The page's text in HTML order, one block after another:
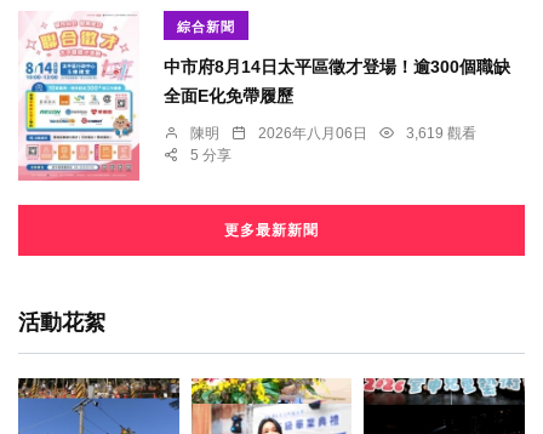
綜合新聞
中市府8月14日太平區徵才登場！逾300個職缺
全面E化免帶履歷
陳明 2026年八月06日
3,619 觀看
5 分享
更多最新新聞
活動花絮